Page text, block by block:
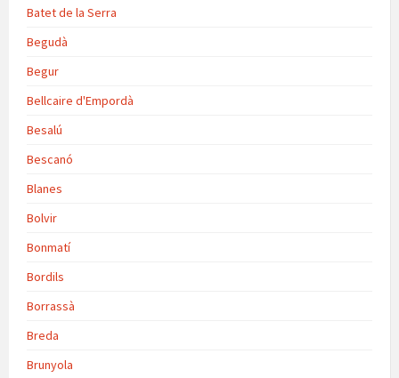
Batet de la Serra
Begudà
Begur
Bellcaire d'Empordà
Besalú
Bescanó
Blanes
Bolvir
Bonmatí
Bordils
Borrassà
Breda
Brunyola